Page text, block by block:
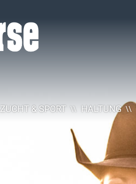
ZUCHT & SPORT HALTUNG